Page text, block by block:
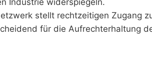
stellt rechtzeitigen Zugang
für die Aufrechterhaltung